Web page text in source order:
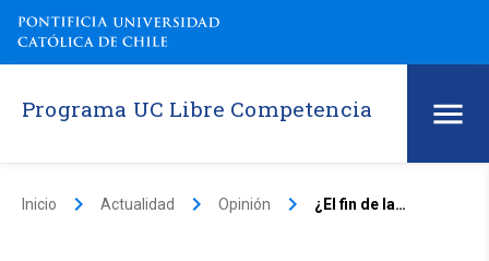
Programa UC Libre Competencia
Inicio keyboard_arrow_right Actualidad keyboard_arrow_right Opinión keyboard_arrow_right ¿El fin de la conducta colusoria per se?